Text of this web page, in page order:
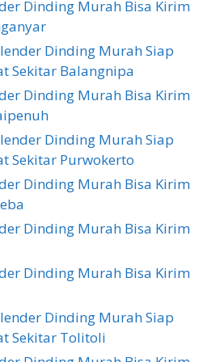
Dinding Murah Bisa Kirim
Dinding Murah Siap
Sekitar Balangnipa
Dinding Murah Bisa Kirim
Dinding Murah Siap
Sekitar Purwokerto
Dinding Murah Bisa Kirim
Dinding Murah Bisa Kirim
Dinding Murah Bisa Kirim
Dinding Murah Siap
Sekitar Tolitoli